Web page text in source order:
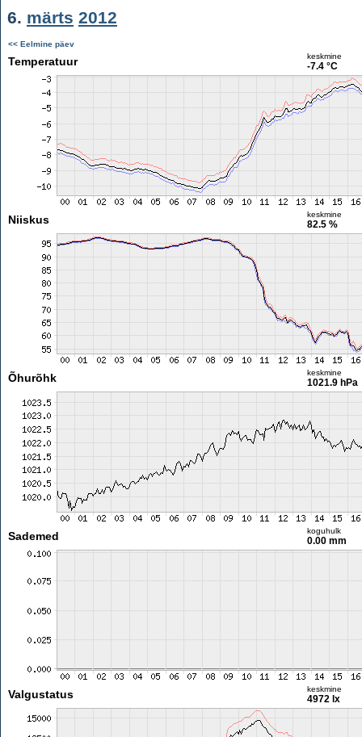
6. märts 2012
<< Eelmine päev
Temperatuur keskmine
-7.4 °C
Niiskus keskmine
82.5 %
Õhurõhk keskmine
1021.9 hPa
Sademed koguhulk
0.00 mm
Valgustatus keskmine
4972 lx